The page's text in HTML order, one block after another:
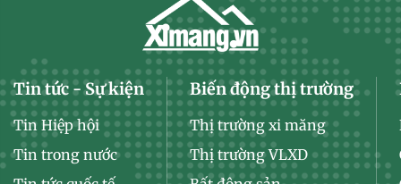
Tin tức - Sự kiện
Tin Hiệp hội
Tin trong nước
Biến động thị trường
Thị trường xi măng
Thị trường VLXD